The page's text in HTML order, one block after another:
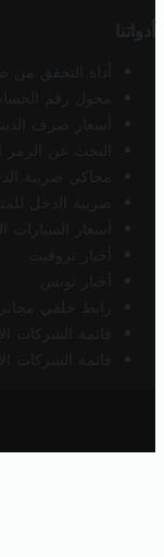
أدواتنا
أداة التحقق من
محول رقم
أسعار صرف
البحث عن الرمز
محاكي ضريبة
ضريبة الدخل
أسعار السيارات
أخبار تروفيت
أخبار تونس
رابط خلفي
قائمة الشركات
قائمة الشركات